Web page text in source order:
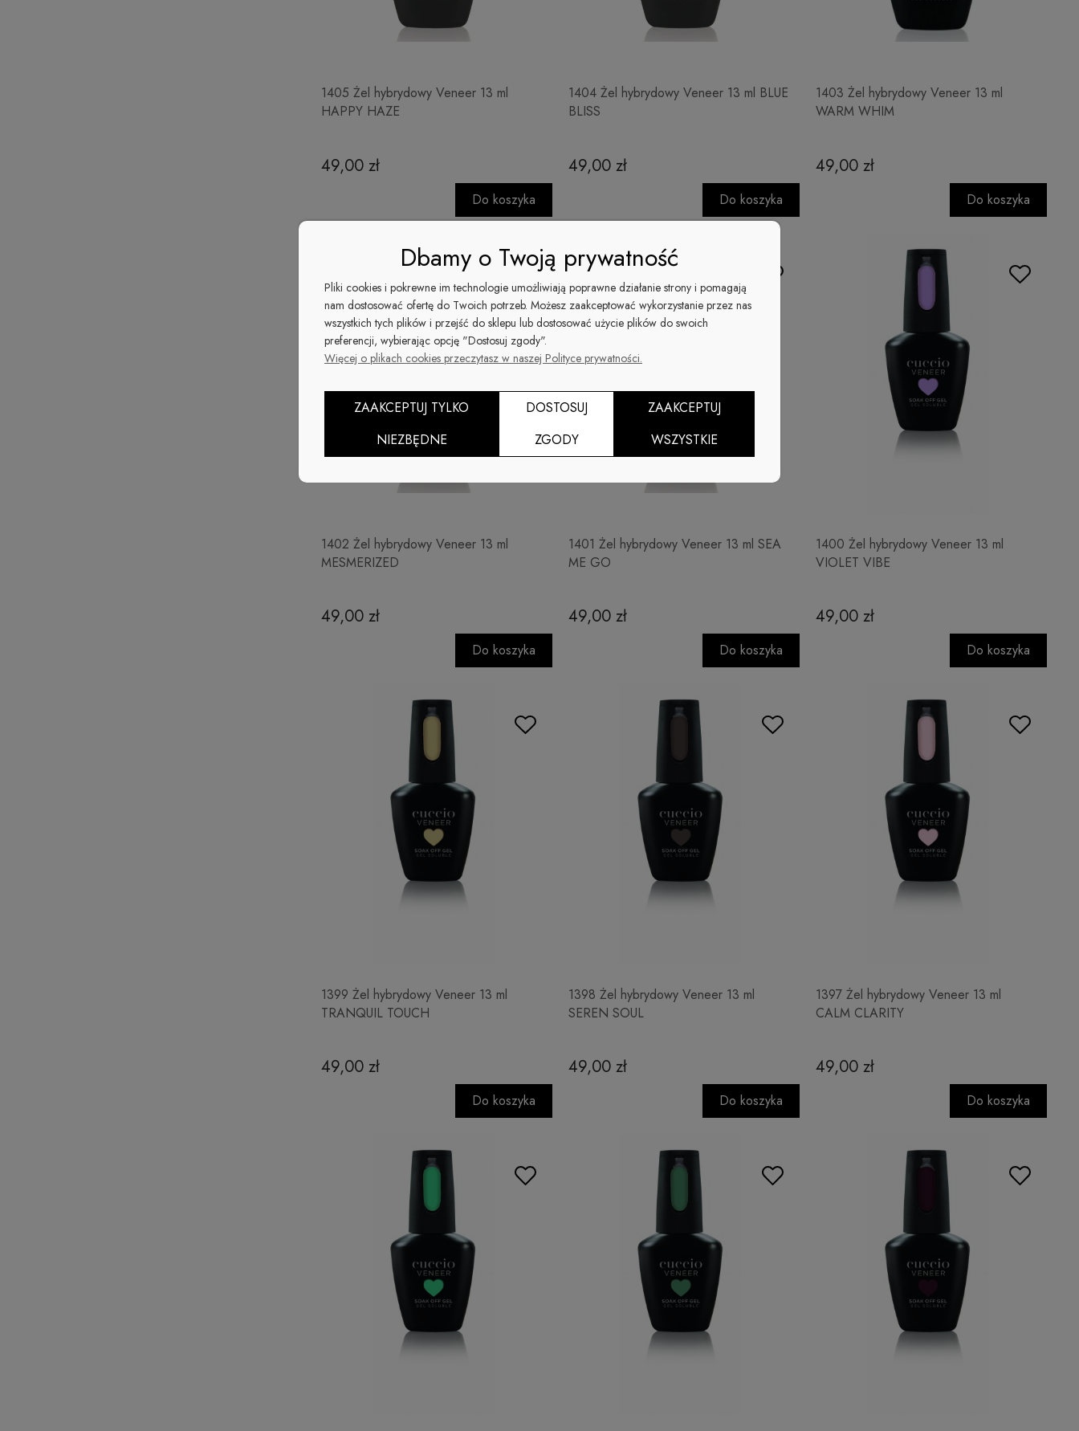
1405 Żel hybrydowy Veneer 13 ml
HAPPY HAZE
49,00 zł
Do koszyka
1404 Żel hybrydowy Veneer 13 ml BLUE
BLISS
49,00 zł
Do koszyka
1403 Żel hybrydowy Veneer 13 ml
WARM WHIM
49,00 zł
Do koszyka
1402 Żel hybrydowy Veneer 13 ml
MESMERIZED
49,00 zł
Do koszyka
1401 Żel hybrydowy Veneer 13 ml SEA
ME GO
49,00 zł
Do koszyka
1400 Żel hybrydowy Veneer 13 ml
VIOLET VIBE
49,00 zł
Do koszyka
1399 Żel hybrydowy Veneer 13 ml
TRANQUIL TOUCH
49,00 zł
Do koszyka
1398 Żel hybrydowy Veneer 13 ml
SEREN SOUL
49,00 zł
Do koszyka
1397 Żel hybrydowy Veneer 13 ml
CALM CLARITY
49,00 zł
Do koszyka
Dbamy o Twoją prywatność
Pliki cookies i pokrewne im technologie umożliwiają poprawne działanie strony i pomagają
nam dostosować ofertę do Twoich potrzeb. Możesz zaakceptować wykorzystanie przez nas
wszystkich tych plików i przejść do sklepu lub dostosować użycie plików do swoich
preferencji, wybierając opcję "Dostosuj zgody".
Więcej o plikach cookies przeczytasz w naszej Polityce prywatności.
ZAAKCEPTUJ TYLKO
NIEZBĘDNE
DOSTOSUJ
ZGODY
ZAAKCEPTUJ
WSZYSTKIE